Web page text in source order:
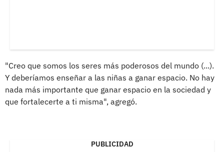
"Creo que somos los seres más poderosos del mundo (...).
Y deberíamos enseñar a las niñas a ganar espacio. No hay
nada más importante que ganar espacio en la sociedad y
que fortalecerte a ti misma", agregó.
PUBLICIDAD